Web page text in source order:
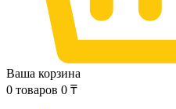
Ваша корзина
0 товаров 0 ₸